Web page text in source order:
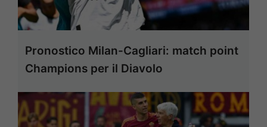
Pronostico Milan-Cagliari: match point
Champions per il Diavolo